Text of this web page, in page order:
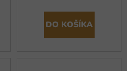
DO KOŠÍKA